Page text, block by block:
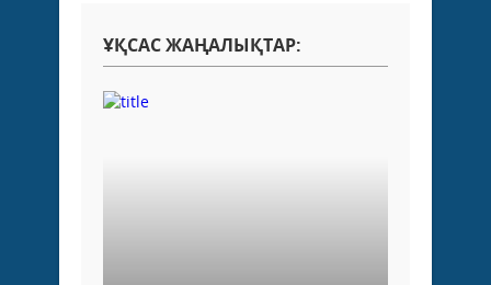
ҰҚСАС ЖАҢАЛЫҚТАР: